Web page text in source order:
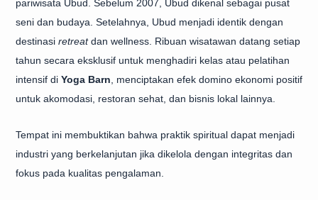
pariwisata Ubud. Sebelum 2007, Ubud dikenal sebagai pusat
seni dan budaya. Setelahnya, Ubud menjadi identik dengan
destinasi retreatdan wellness. Ribuan wisatawan datang setiap
tahun secara eksklusif untuk menghadiri kelas atau pelatihan
intensif di Yoga Barn , menciptakan efek domino ekonomi positif
untuk akomodasi, restoran sehat, dan bisnis lokal lainnya.
Tempat ini membuktikan bahwa praktik spiritual dapat menjadi
industri yang berkelanjutan jika dikelola dengan integritas dan
fokus pada kualitas pengalaman.